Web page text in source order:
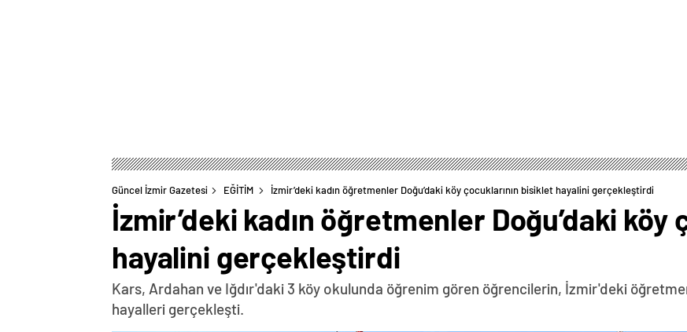
Güncel İzmir Gazetesi EĞİTİM İzmir’deki kadın öğretmenler Doğu’daki köy çocuklarının bisiklet hayalini gerçekleştirdi
İzmir’deki kadın öğretmenler Doğu’daki köy
hayalini gerçekleştirdi
Kars, Ardahan ve Iğdır'daki 3 köy okulunda öğrenim gören öğrencilerin, İzmir'deki
hayalleri gerçekleşti.